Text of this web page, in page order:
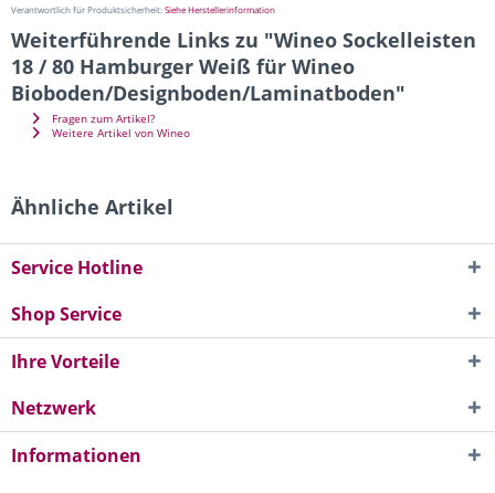
Verantwortlich für Produktsicherheit:Siehe Herstellerinformation
Weiterführende Links zu "Wineo Sockelleisten
18 / 80 Hamburger Weiß für Wineo
Bioboden/Designboden/Laminatboden"
Fragen zum Artikel?
Weitere Artikel von Wineo
Ähnliche Artikel
Service Hotline
Shop Service
Ihre Vorteile
Netzwerk
Informationen